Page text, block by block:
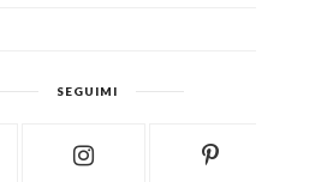
SEGUIMI